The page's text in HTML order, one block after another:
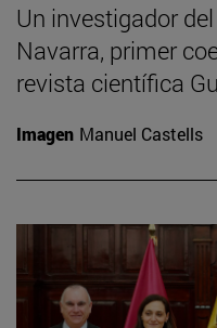
Un investigador
Navarra, primer
revista científica
Imagen Manuel Castells